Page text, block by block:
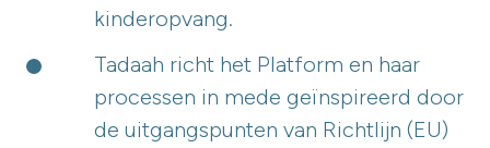
kinderopvang.
Tadaah richt het Platform en haar
processen in mede geïnspireerd door
de uitgangspunten van Richtlijn (EU)